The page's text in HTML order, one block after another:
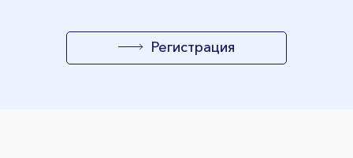
Регистрация